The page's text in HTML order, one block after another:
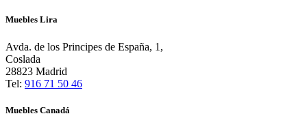
Muebles Lira
Avda. de los Principes de España, 1,
Coslada
28823 Madrid
Tel: 916 71 50 46
Muebles Canadá